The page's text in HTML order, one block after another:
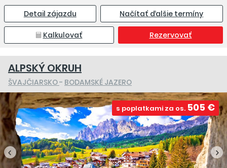
Detail zájazdu Načítať ďalšie termíny
Kalkulovať Rezervovať
ALPSKÝ OKRUH
ŠVAJČIARSKO- BODAMSKÉ JAZERO
s poplatkami za os. 505 €